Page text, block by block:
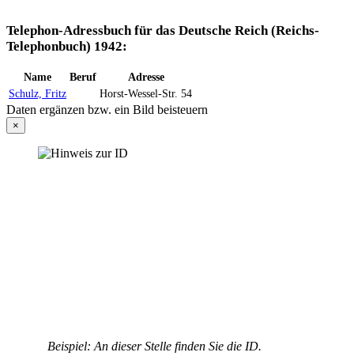
Telephon-Adressbuch für das Deutsche Reich (Reichs-
Telephonbuch) 1942:
Name Beruf
Adresse
Schulz, Fritz
Horst-Wessel-Str. 54
Daten ergänzen bzw. ein Bild beisteuern
×
Beispiel: An dieser Stelle finden Sie die ID.